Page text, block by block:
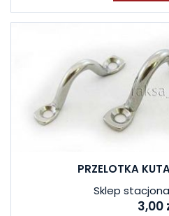
PRZELOTKA
Sklep
3,00